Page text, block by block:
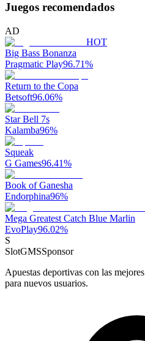
Juegos recomendados
AD
HOT
Big Bass Bonanza
Pragmatic Play96.71%
Return to the Copa
Betsoft96.06%
Star Bell 7s
Kalamba96%
Squeak
G Games96.41%
Book of Ganesha
Endorphina96%
Mega Greatest Catch Blue Marlin
EvoPlay96.02%
S
SlotGMSSponsor
Apuestas deportivas con las
para nuevos usuarios.